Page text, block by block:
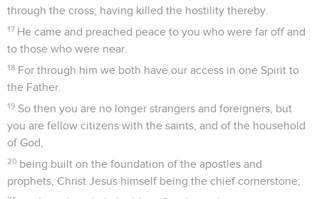
through the cross, having killed the hostility thereby.
17 He came and preached peace to you who were far off and
to those who were near.
18 For through him we both have our access in one Spirit to
the Father.
19 So then you are no longer strangers and foreigners, but
you are fellow citizens with the saints, and of the household
of God,
20 being built on the foundation of the apostles and
prophets, Christ Jesus himself being the chief cornerstone;